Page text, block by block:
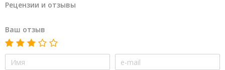
Рецензии и отзывы
Ваш отзыв